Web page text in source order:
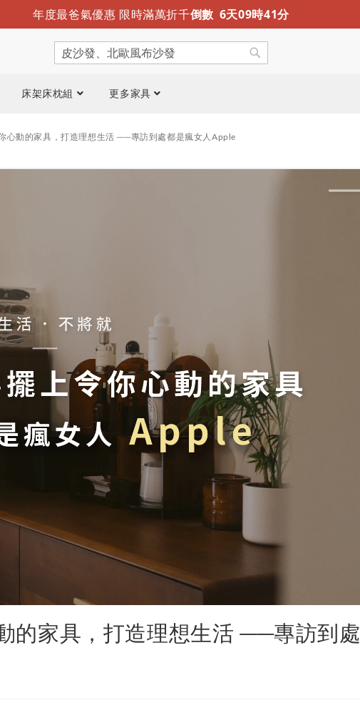
年度最爸氣優惠 限時滿萬折千倒數 6天09時41
迎夏露營趣 涼感折疊床墊新推出 限時免運
搜
尋
床架床枕組 更多家具
心動的家具，打造理想生活 ──專訪到處都是瘋女人Apple
的家具，打造理想生活 ──專訪到處